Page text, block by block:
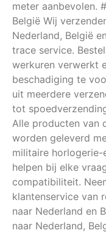
meter aanbevolen.
België Wij
Nederland, België
trace service.
werkuren verwerkt
beschadiging te
uit meerdere
tot
Alle producten van
worden geleverd
militaire
helpen bij elke
compatibiliteit.
klantenservice van
naar Nederland en
naar Nederland,